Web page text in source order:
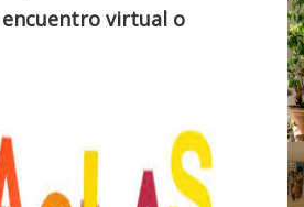
virtual o